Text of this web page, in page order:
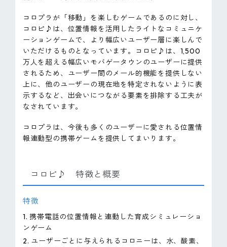
コロプラが「移動」を楽しむゲームであるのに対し、
コロピ♪は、位置情報を活用したライトなコミュニケ
ーションゲームで、より幅広いユーザー層に楽しんで
いただけるものとなっています。コロピ♪は、1,500
万人を超える幅広いモバゲータウンのユーザーに提供
されるため、ユーザー間のメール的機能を提供しない
上に、他のユーザーの現在地を特定されないように表
示するなど、出会いにつながる要素を排除する工夫が
なされています。
コロプラは、今後も多くのユーザーに愛される位置情
報連動型の携帯ゲームを提供してまいります。
コロピ♪ 特徴と概要
特徴
1. 携帯電話の位置情報と連動した育成シミュレーショ
ンゲーム
2. ユーザーごとに与えられるコロニーは、水、酸素、